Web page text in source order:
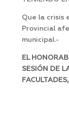
Que la crisis
Provincial
municipal.-
EL
SESIÓN DE